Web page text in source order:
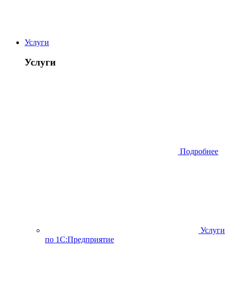
Услуги
Услуги
Подробнее
Услуги
по 1С:Предприятие